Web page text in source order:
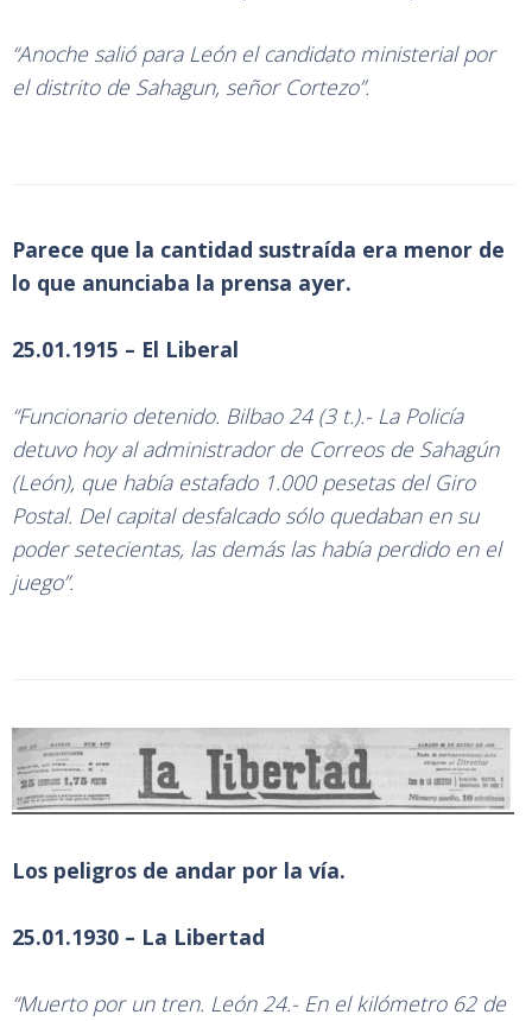
“Anoche salió para León el candidato ministerial por
el distrito de Sahagun, señor Cortezo”.
Parece que la cantidad sustraída era menor de
lo que anunciaba la prensa ayer.
25.01.1915 – El Liberal
“Funcionario detenido. Bilbao 24 (3 t.).- La Policía
detuvo hoy al administrador de Correos de Sahagún
(León), que había estafado 1.000 pesetas del Giro
Postal. Del capital desfalcado sólo quedaban en su
poder setecientas, las demás las había perdido en el
juego”.
Los peligros de andar por la vía.
25.01.1930 – La Libertad
“Muerto por un tren. León 24.- En el kilómetro 62 de